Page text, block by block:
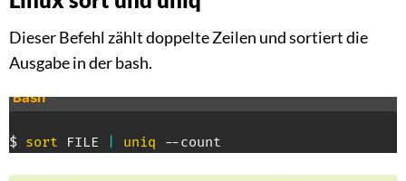
Dieser Befehl zählt doppelte Zeilen und sortiert die
Ausgabe in der bash.
Bash
$ sort FILE uniq --count